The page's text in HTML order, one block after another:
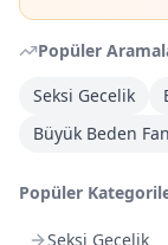
Popüler
Seksi Gecelik
Büyük Beden
Popüler
Seksi Gecelik
DHL Kargoya